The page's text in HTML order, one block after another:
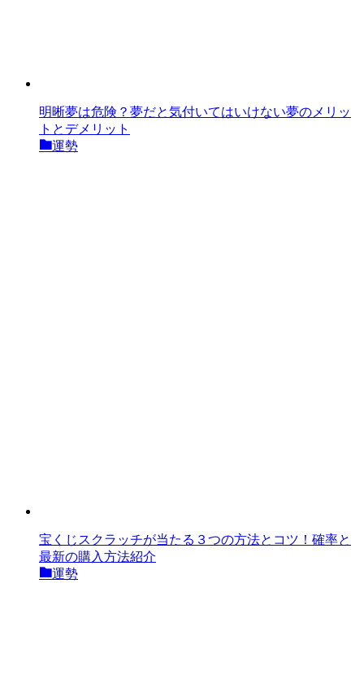
明晰夢は危険？夢だと気付いてはいけない夢のメリッ
トとデメリット
運勢
宝くじスクラッチが当たる３つの方法とコツ！確率と
最新の購入方法紹介
運勢